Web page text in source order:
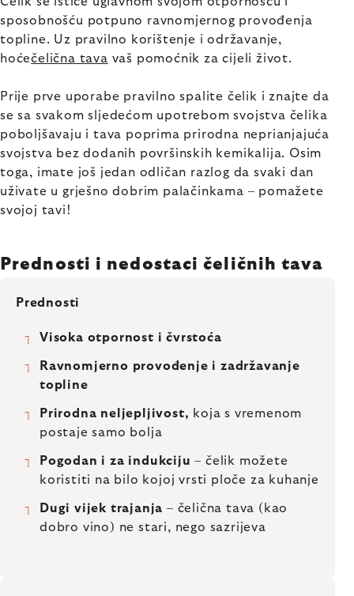
sposobnošću potpuno ravnomjernog provođenja
topline. Uz pravilno korištenje i održavanje,
hoćečelična tava vaš pomoćnik za cijeli život.
Prije prve uporabe pravilno spalite čelik i znajte da
se sa svakom sljedećom upotrebom svojstva čelika
poboljšavaju i tava poprima prirodna neprianjajuća
svojstva bez dodanih površinskih kemikalija. Osim
toga, imate još jedan odličan razlog da svaki dan
uživate u grješno dobrim palačinkama – pomažete
svojoj tavi!
Prednosti i nedostaci čeličnih tava
Prednosti
Visoka otpornost i čvrstoća
Ravnomjerno provođenje i zadržavanje
topline
Prirodna neljepljivost, koja s vremenom
postaje samo bolja
Pogodan i za indukciju – čelik možete
koristiti na bilo kojoj vrsti ploče za kuhanje
Dugi vijek trajanja – čelična tava (kao
dobro vino) ne stari, nego sazrijeva